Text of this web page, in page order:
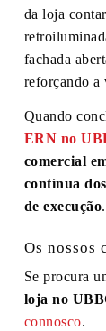
da loja
fachada
reforçando a
Quando
ERN no
comercial
contínua
de execução.
Os nossos
Se procura
loja no
connosco.